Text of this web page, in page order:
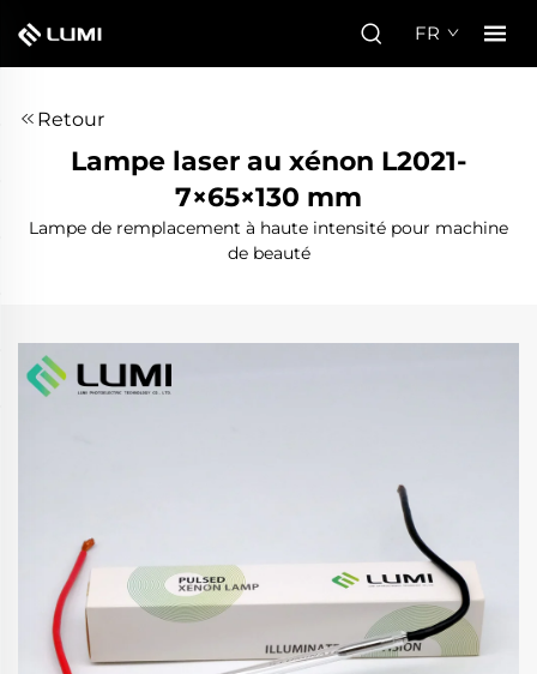
FR
Retour
Lampe laser au xénon L2021-
7×65×130 mm
Lampe de remplacement à haute intensité pour machine
de beauté